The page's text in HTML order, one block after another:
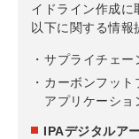
イドライン作成に
以下に関する情報
サプライチェー
カーボンフッ
アプリケーショ
IPAデジタルア